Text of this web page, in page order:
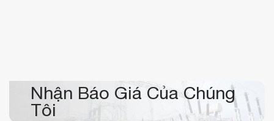
Nhận Báo Giá Của Chúng
Tôi